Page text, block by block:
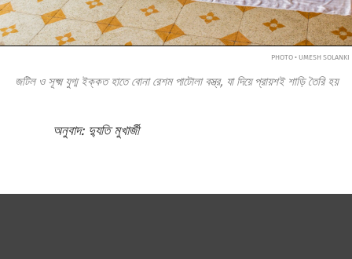
PHOTO • UMESH SOLANKI
জটিল ও সূক্ষ্ম যুগ্ম ইক্কত হাতে বোনা রেশম পাটোলা বস্ত্র, যা দিয়ে প্রায়শই শাড়ি তৈরি হয়
অনুবাদ: দ্যুতি মুখার্জী